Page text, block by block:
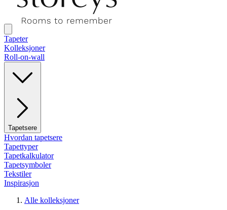
Tapeter
Kolleksjoner
Roll-on-wall
Tapetsere
Hvordan tapetsere
Tapettyper
Tapetkalkulator
Tapetsymboler
Tekstiler
Inspirasjon
Alle kolleksjoner